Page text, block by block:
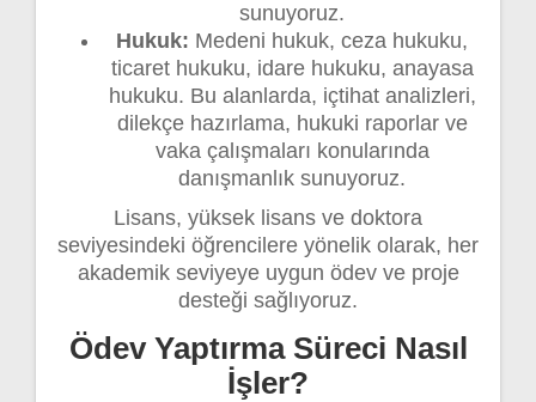
sunuyoruz.
Hukuk: Medeni hukuk, ceza hukuku,
ticaret hukuku, idare hukuku, anayasa
hukuku. Bu alanlarda, içtihat analizleri,
dilekçe hazırlama, hukuki raporlar ve
vaka çalışmaları konularında
danışmanlık sunuyoruz.
Lisans, yüksek lisans ve doktora
seviyesindeki öğrencilere yönelik olarak, her
akademik seviyeye uygun ödev ve proje
desteği sağlıyoruz.
Ödev Yaptırma Süreci Nasıl
İşler?